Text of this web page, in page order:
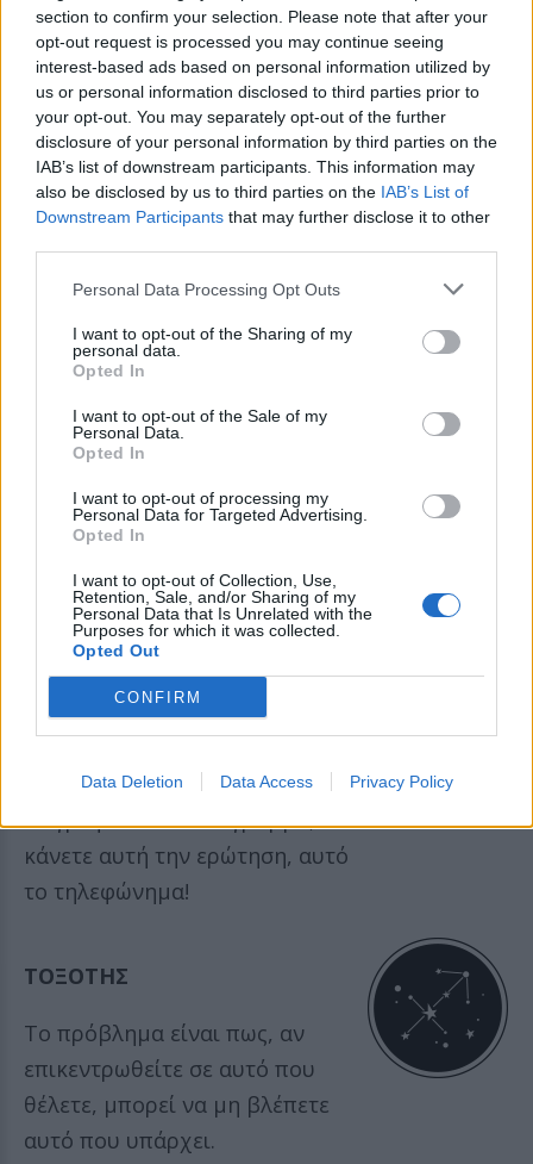
section to confirm your selection. Please note that after your
opt-out request is processed you may continue seeing
interest-based ads based on personal information utilized by
us or personal information disclosed to third parties prior to
your opt-out. You may separately opt-out of the further
disclosure of your personal information by third parties on the
IAB’s list of downstream participants. This information may
also be disclosed by us to third parties on the IAB’s List of
Downstream Participants that may further disclose it to other
Personal Data Processing Opt Outs
I want to opt-out of the Sharing of my
personal data.
Opted In
I want to opt-out of the Sale of my
Personal Data.
Opted In
I want to opt-out of processing my
Personal Data for Targeted Advertising.
Opted In
I want to opt-out of Collection, Use,
Retention, Sale, and/or Sharing of my
Personal Data that Is Unrelated with the
Purposes for which it was collected.
Opted Out
CONFIRM
Data Deletion Data Access Privacy Policy
έχετε θα σας αγχώσουν και θα
σας προβληματίσουν πάρα
πολύ.
ΠΑΡΘΕΝΟΣ
Οι συμβουλές είναι σαν τα
φάρμακα: οι πιο πικρές είναι
συχνά οι καλύτερες. Ακούστε
τους φίλους σας. Να είστε
Άτομα που δεν εμπιστεύεστε
πιθανόν να διεκδικήσουν κάτι
που είναι ίσως δύσκολο τώρα
να το έχουν από εσάς.
ΣΚΟΡΠΙΟΣ
Ίσως είναι η κατάλληλη στιγμή
να γράψετε αυτό το γράμμα, να
κάνετε αυτή την ερώτηση, αυτό
το τηλεφώνημα!
ΤΟΞΟΤΗΣ
Το πρόβλημα είναι πως, αν
επικεντρωθείτε σε αυτό που
θέλετε, μπορεί να μη βλέπετε
αυτό που υπάρχει.